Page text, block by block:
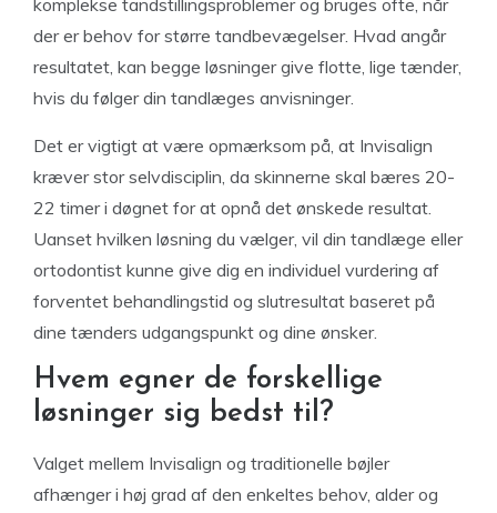
komplekse tandstillingsproblemer og bruges ofte, når
der er behov for større tandbevægelser. Hvad angår
resultatet, kan begge løsninger give flotte, lige tænder,
hvis du følger din tandlæges anvisninger.
Det er vigtigt at være opmærksom på, at Invisalign
kræver stor selvdisciplin, da skinnerne skal bæres 20-
22 timer i døgnet for at opnå det ønskede resultat.
Uanset hvilken løsning du vælger, vil din tandlæge eller
ortodontist kunne give dig en individuel vurdering af
forventet behandlingstid og slutresultat baseret på
dine tænders udgangspunkt og dine ønsker.
Hvem egner de forskellige
løsninger sig bedst til?
Valget mellem Invisalign og traditionelle bøjler
afhænger i høj grad af den enkeltes behov, alder og